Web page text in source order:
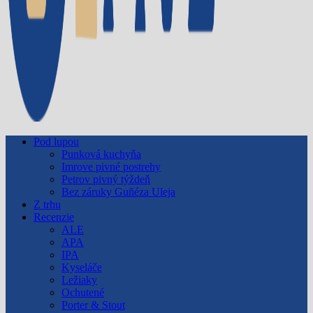
Pod lupou
Punková kuchyňa
Imrove pivné postrehy
Petrov pivný týždeň
Bez záruky Guñéza Uleja
Z trhu
Recenzie
ALE
APA
IPA
Kyseláče
Ležiaky
Ochutené
Porter & Stout